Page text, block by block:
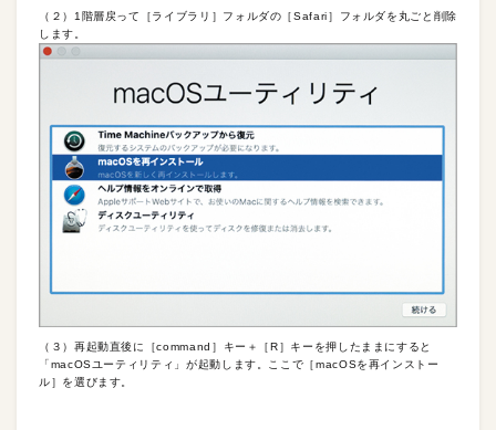
（２）1階層戻って［ライブラリ］フォルダの［Safari］フォルダを丸ごと削除
します。
（３）再起動直後に［command］キー＋［R］キーを押したままにすると
「macOSユーティリティ」が起動します。ここで［macOSを再インストー
ル］を選びます。